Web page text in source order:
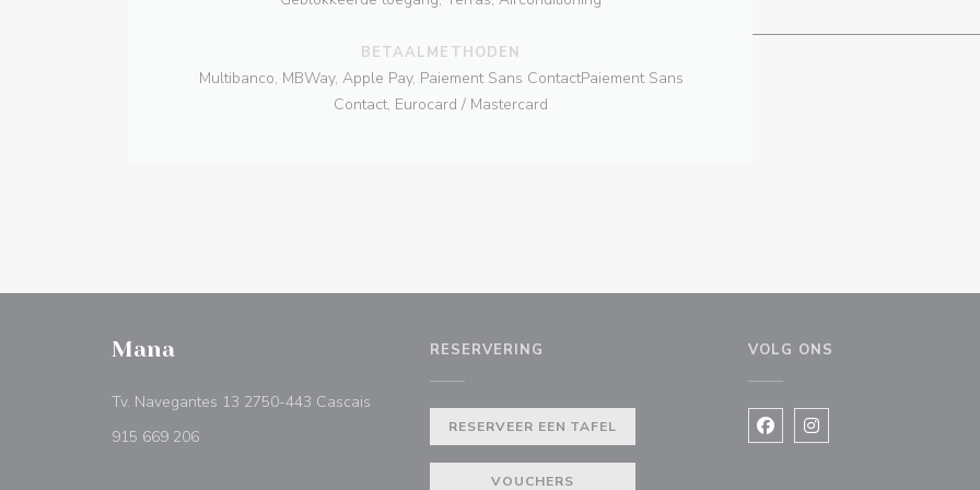
BETAALMETHODEN
Multibanco, MBWay, Apple Pay, Paiement Sans ContactPaiement Sans
Contact, Eurocard / Mastercard
Mana
Tv. Navegantes 13 2750-443 Cascais
915 669 206
RESERVERING
RESERVEER EEN TAFEL
VOUCHERS
VOLG ONS
Facebook ((opent in een
Instagram ((opent in